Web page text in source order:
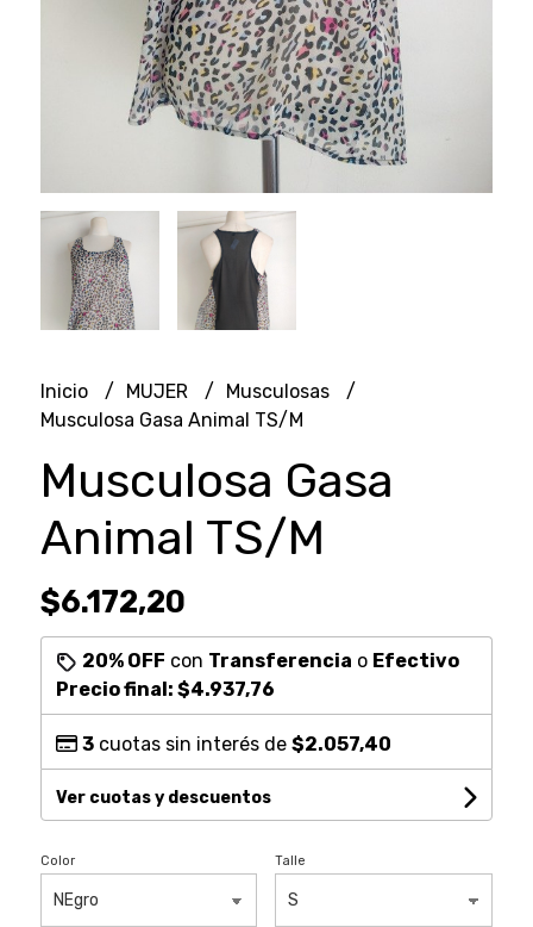
Inicio MUJER
Musculosas
Musculosa Gasa Animal TS/M
Musculosa Gasa
Animal TS/M
$6.172,20
20% OFF con Transferencia o Efectivo
Precio final: $4.937,76
3cuotas sin interés de $2.057,40
Ver cuotas y descuentos
Color Talle